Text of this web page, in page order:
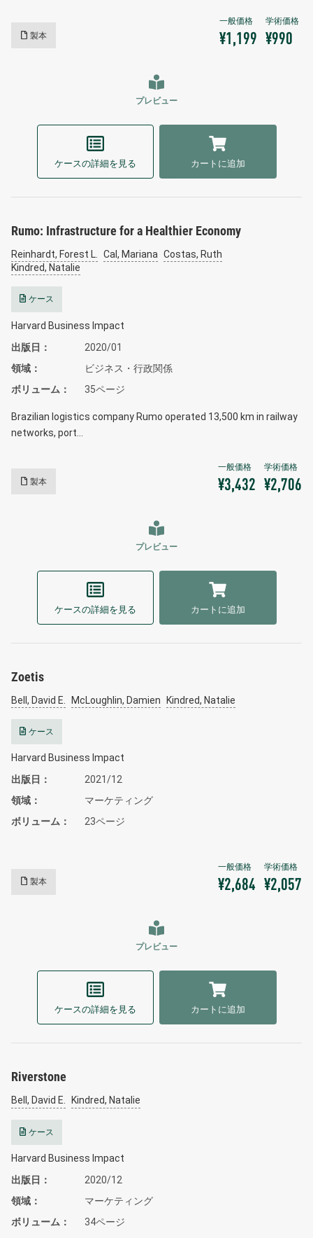
製本 ¥1,199 ¥990
プレビュー
ケースの詳細を見る カートに追加
Rumo: Infrastructure for a Healthier Economy
Reinhardt, Forest L. Cal, Mariana Costas, Ruth
Kindred, Natalie
ケース
Harvard Business Impact
出版日
2020/01
領域
ビジネス・行政関係
ボリューム
35ページ
Brazilian logistics company Rumo operated 13,500 km in railway
networks, port…
製本 ¥3,432 ¥2,706
プレビュー
ケースの詳細を見る カートに追加
Zoetis
Bell, David E. McLoughlin, Damien Kindred, Natalie
ケース
Harvard Business Impact
出版日
2021/12
領域
マーケティング
ボリューム
23ページ
製本 ¥2,684 ¥2,057
プレビュー
ケースの詳細を見る カートに追加
Riverstone
Bell, David E. Kindred, Natalie
ケース
Harvard Business Impact
出版日
2020/12
領域
マーケティング
ボリューム
34ページ